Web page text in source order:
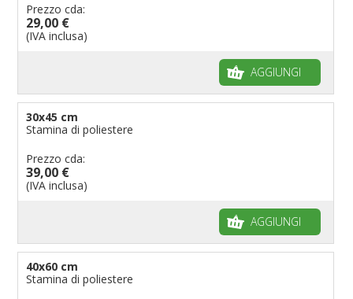
Prezzo cda:
29,00 €
(IVA inclusa)
AGGIUNGI
30x45 cm
Stamina di poliestere
Prezzo cda:
39,00 €
(IVA inclusa)
AGGIUNGI
40x60 cm
Stamina di poliestere